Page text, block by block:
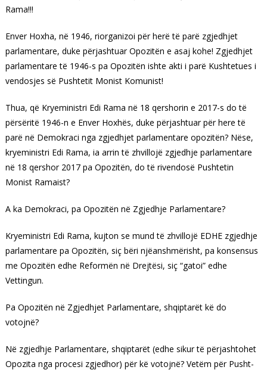
Rama!!!
Enver Hoxha, në 1946, riorganizoi për herë të parë zgjedhjet
parlamentare, duke përjashtuar Opozitën e asaj kohe! Zgjedhjet
parlamentare të 1946-s pa Opozitën ishte akti i parë Kushtetues i
vendosjes së Pushtetit Monist Komunist!
Thua, që Kryeministri Edi Rama në 18 qershorin e 2017-s do të
përsëritë 1946-n e Enver Hoxhës, duke përjashtuar për here të
parë në Demokraci nga zgjedhjet parlamentare opozitën? Nëse,
kryeministri Edi Rama, ia arrin të zhvillojë zgjedhje parlamentare
në 18 qershor 2017 pa Opozitën, do të rivendosë Pushtetin
Monist Ramaist?
A ka Demokraci, pa Opozitën në Zgjedhje Parlamentare?
Kryeministri Edi Rama, kujton se mund të zhvillojë EDHE zgjedhje
parlamentare pa Opozitën, siç bëri njëanshmërisht, pa konsensus
me Opozitën edhe Reformën në Drejtësi, siç “gatoi” edhe
Vettingun.
Pa Opozitën në Zgjedhjet Parlamentare, shqiptarët kë do
votojnë?
Në zgjedhje Parlamentare, shqiptarët (edhe sikur të përjashtohet
Opozita nga procesi zgjedhor) për kë votojnë? Vetëm për Pusht-